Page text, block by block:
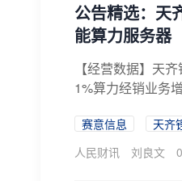
公告精选：天
能算力服务器
【经营数据】天
1%算力经销业务
赛意信息 天齐
人民财讯
刘良文